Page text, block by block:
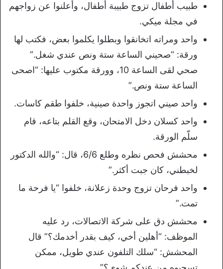
طبيب أطفال تزوج طبيبة أطفال، وأعلنوا عن زواجهم
في مجلة ميكي.
واحد ومراته اتخانقوا وبطلوا يكلموا بعض، فكتب لها
ورقة: “صحيني الساعة ستة ونص عندي شغل.”
صحي لقى الساعة 10، وورقة مكتوب عليها: “اصحى
الساعة ستة ونص.”
واحد صيني اتجوز واحدة صينية، خلفوا طقم كاسات.
واحد كسلان دخل الامتحان، وقع القلم بتاعه، قام
سلّم الورقة.
محشش فحص نظره وطلع 6/6، قال: “والله الدكتور
لخبطني، كان جبت أكثر.”
واحد فرحان تزوج وحدة زعلانة، خلفوا “يا فرحة ما
تمت.”
محشش دق على شركة الاتصالات، رد عليه
الموظف: “أهلين أخي، كيف بقدر أخدمك؟” قال
المحشش: “سلك التلفون عندي طويل، ممكن